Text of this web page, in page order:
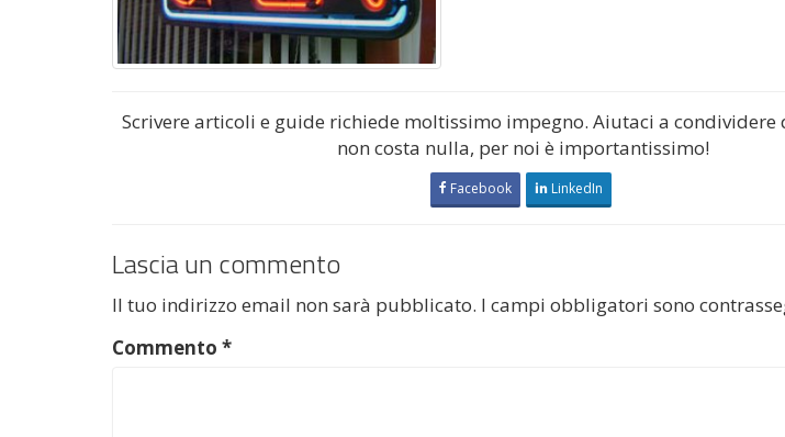
Scrivere articoli e guide richiede moltissimo impegno. Aiutaci a condividere
non costa nulla, per noi è importantissimo!
Facebook LinkedIn
Lascia un commento
Il tuo indirizzo email non sarà pubblicato. I campi obbligatori sono
Commento *